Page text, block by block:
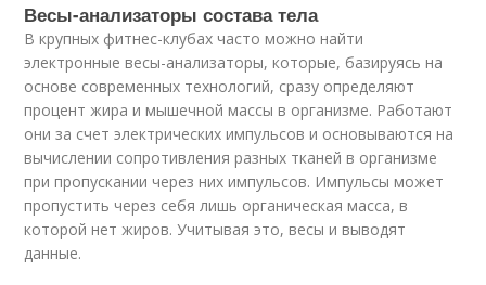
Весы-анализаторы состава тела
В крупных фитнес-клубах часто можно найти
электронные весы-анализаторы, которые, базируясь на
основе современных технологий, сразу определяют
процент жира и мышечной массы в организме. Работают
они за счет электрических импульсов и основываются на
вычислении сопротивления разных тканей в организме
при пропускании через них импульсов. Импульсы может
пропустить через себя лишь органическая масса, в
которой нет жиров. Учитывая это, весы и выводят
данные.